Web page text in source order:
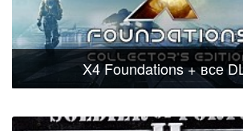
X4 Foundations + все